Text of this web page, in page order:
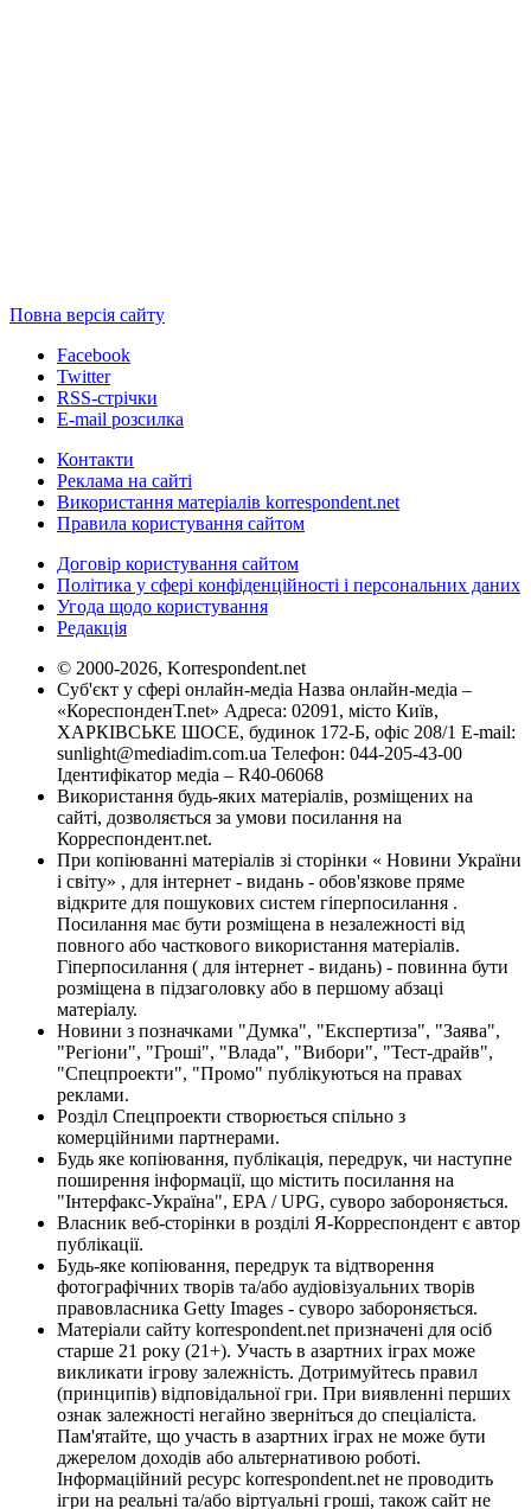
Повна версія сайту
Facebook
Twitter
RSS-стрічки
E-mail розсилка
Контакти
Реклама на сайті
Використання матеріалів korrespondent.net
Правила користування сайтом
Договір користування сайтом
Політика у сфері конфіденційності і персональних даних
Угода щодо користування
Редакція
© 2000-2026, Korrespondent.net
Суб'єкт у сфері онлайн-медіа Назва онлайн-медіа –
«КореспонденТ.net» Адреса: 02091, місто Київ,
ХАРКІВСЬКЕ ШОСЕ, будинок 172-Б, офіс 208/1 E-mail:
sunlight@mediadim.com.ua Телефон: 044-205-43-00
Ідентифікатор медіа – R40-06068
Використання будь-яких матеріалів, розміщених на
сайті, дозволяється за умови посилання на
Корреспондент.net.
При копіюванні матеріалів зі сторінки « Новини України
і світу» , для інтернет - видань - обов'язкове пряме
відкрите для пошукових систем гіперпосилання .
Посилання має бути розміщена в незалежності від
повного або часткового використання матеріалів.
Гіперпосилання ( для інтернет - видань) - повинна бути
розміщена в підзаголовку або в першому абзаці
матеріалу.
Новини з позначками "Думка", "Експертиза", "Заява",
"Регіони", "Гроші", "Влада", "Вибори", "Тест-драйв",
"Спецпроекти", "Промо" публікуються на правах
реклами.
Розділ Спецпроекти створюється спільно з
комерційними партнерами.
Будь яке копіювання, публікація, передрук, чи наступне
поширення інформації, що містить посилання на
"Інтерфакс-Україна", EPA / UPG, суворо забороняється.
Власник веб-сторінки в розділі Я-Корреспондент є автор
публікації.
Будь-яке копіювання, передрук та відтворення
фотографічних творів та/або аудіовізуальних творів
правовласника Getty Images - суворо забороняється.
Матеріали сайту korrespondent.net призначені для осіб
старше 21 року (21+). Участь в азартних іграх може
викликати ігрову залежність. Дотримуйтесь правил
(принципів) відповідальної гри. При виявленні перших
ознак залежності негайно зверніться до спеціаліста.
Пам'ятайте, що участь в азартних іграх не може бути
джерелом доходів або альтернативою роботі.
Інформаційний ресурс korrespondent.net не проводить
ігри на реальні та/або віртуальні гроші, також сайт не